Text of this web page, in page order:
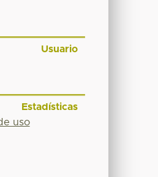
Usuario
Estadísticas
uso